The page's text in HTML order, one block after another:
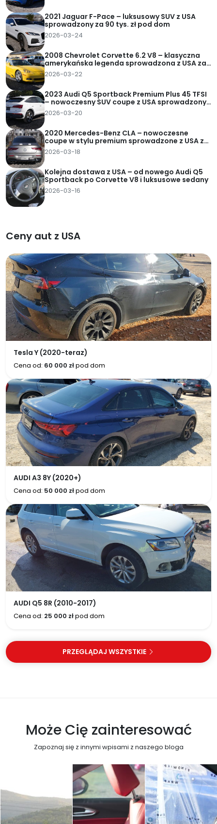
2021 Jaguar F-Pace – luksusowy SUV z USA
sprowadzony za 90 tys. zł pod dom
2026-03-24
2008 Chevrolet Corvette 6.2 V8 – klasyczna
amerykańska legenda sprowadzona z USA za
62 tys. zł pod dom
2026-03-22
2023 Audi Q5 Sportback Premium Plus 45 TFSI
– nowoczesny SUV coupe z USA sprowadzony
za 95 tys. zł pod dom
2026-03-20
2020 Mercedes-Benz CLA – nowoczesne
coupe w stylu premium sprowadzone z USA za
82 tys. zł pod dom
2026-03-18
Kolejna dostawa z USA – od nowego Audi Q5
Sportback po Corvette V8 i luksusowe sedany
2026-03-16
Ceny aut z USA
Tesla Y (2020-teraz)
Cena od: 60 000 złpod dom
AUDI A3 8Y (2020+)
Cena od: 50 000 złpod dom
AUDI Q5 8R (2010-2017)
Cena od: 25 000 złpod dom
PRZEGLĄDAJ WSZYSTKIE
Może Cię zainteresować
Zapoznaj się z innymi wpisami z naszego bloga